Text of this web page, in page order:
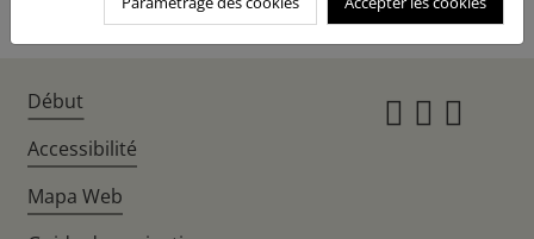
Début
Accessibilité
Mapa Web